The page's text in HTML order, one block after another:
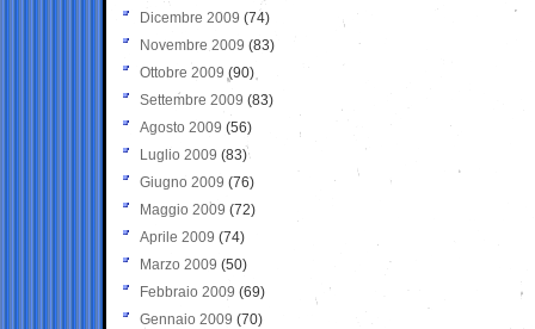
Dicembre 2009 (74)
Novembre 2009 (83)
Ottobre 2009 (90)
Settembre 2009 (83)
Agosto 2009 (56)
Luglio 2009 (83)
Giugno 2009 (76)
Maggio 2009 (72)
Aprile 2009 (74)
Marzo 2009 (50)
Febbraio 2009 (69)
Gennaio 2009 (70)